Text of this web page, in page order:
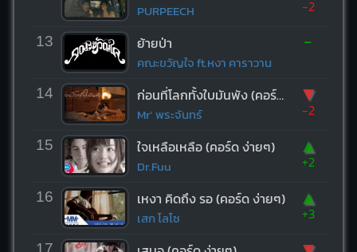
PURPEECH -2
13 ย้ายป่า
คณะขวัญใจ ft.หงา คาราวาน
-
14 ก่อนที่โลกทั้งใบมันพัง (คอร์ด ง่ายๆ)
Mr’ พระจันทร์
▼
-2
15 ใจเหลือเหลือ (คอร์ด ง่ายๆ)
Dr.Fuu
▲
+2
16 เหงา คิดถึง รอ (คอร์ด ง่ายๆ)
เสก โลโซ
▲
+3
17